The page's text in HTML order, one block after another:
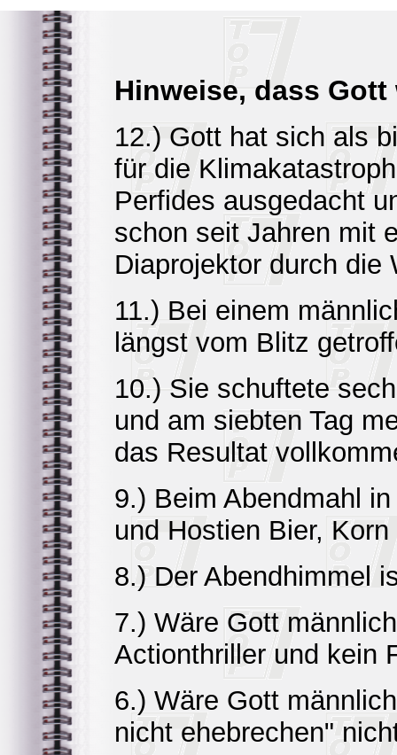
Hinweise, dass
12.) Gott hat sich als
für die
Perfides ausgedacht
schon seit Jahren mit
Diaprojektor durch die
11.) Bei einem
längst vom Blitz
10.) Sie schuftete
und am siebten Tag
das Resultat
9.) Beim Abendmahl
und Hostien Bier,
8.) Der Abendhimmel
7.) Wäre Gott
Actionthriller und kein
6.) Wäre Gott
nicht ehebrechen"